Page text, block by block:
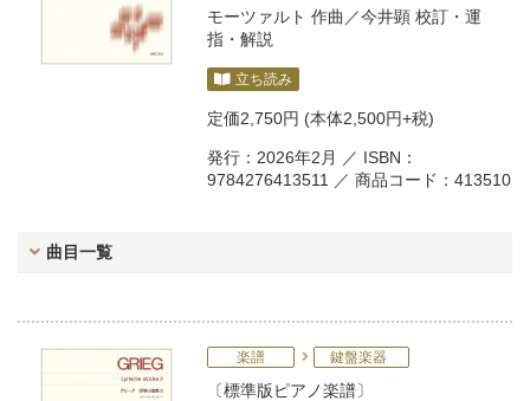
モーツァルト 作曲／今井顕 校訂・運
指・解説
立ち読み
定価2,750円 (本体2,500円+税)
発行：2026年2月 ／ ISBN：
9784276413511 ／ 商品コード：413510
曲目一覧
楽譜 鍵盤楽器
標準版ピアノ楽譜